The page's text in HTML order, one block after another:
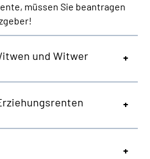
müssen Sie beantragen
und Witwer